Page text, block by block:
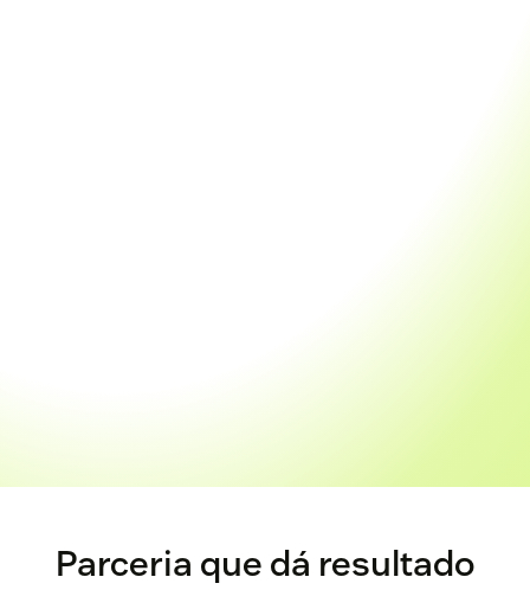
Parceria que dá resultado